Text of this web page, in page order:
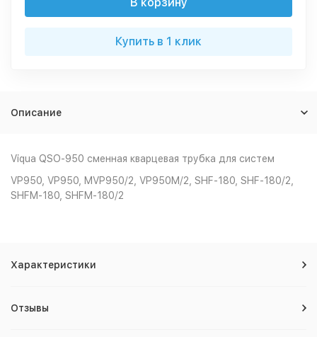
Купить в 1 клик
Описание
Viqua QSO-950 сменная кварцевая трубка для систем
VP950, VP950, MVP950/2, VP950M/2, SHF-180, SHF-180/2,
SHFM-180, SHFM-180/2
Характеристики
Отзывы